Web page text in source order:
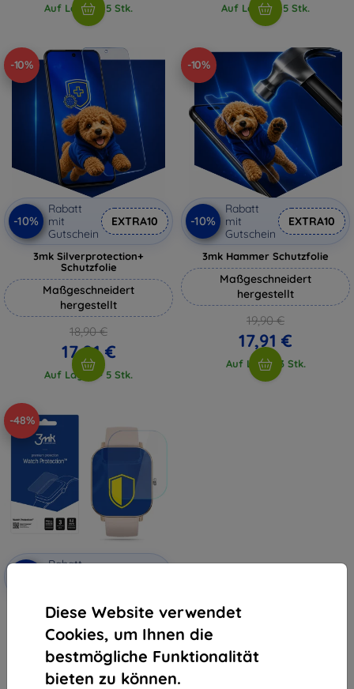
Diese Website verwendet
Cookies, um Ihnen die
bestmögliche Funktionalität
bieten zu können.
Auf Lager > 5 Stk. Auf Lager > 5 Stk.
-10%
-10%
Rabatt
mit
Gutschein
EXTRA10
3mk Silverprotection+
Schutzfolie
Maßgeschneidert
hergestellt
18,90 €
17,01 €
Auf Lager > 5 Stk.
-10%
-10%
Rabatt
mit
Gutschein
EXTRA10
3mk Hammer Schutzfolie
Maßgeschneidert
hergestellt
19,90 €
17,91 €
Auf Lager 3 Stk.
-48%
Rabatt
3MK Folie ARC Colmi P8 Watch
Fullscreen
11,90 €
6,21 €
Letztes Stück auf Lager